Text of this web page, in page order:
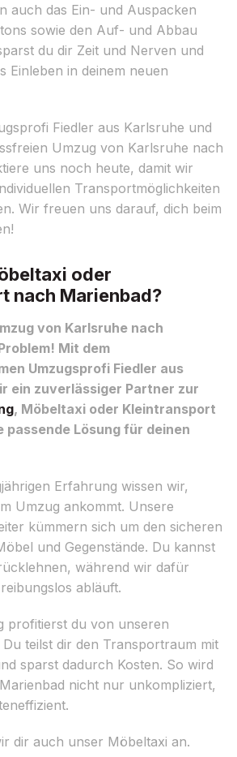
auch das Ein- und Auspacken
sowie den Auf- und Abbau
du dir Zeit und Nerven und
Einleben in deinem neuen
Fiedler aus Karlsruhe und
Umzug von Karlsruhe nach
uns noch heute, damit wir
Transportmöglichkeiten
Wir freuen uns darauf, dich beim
oder
nach Marienbad?
von Karlsruhe nach
Mit dem
Umzugsprofi Fiedler aus
ein zuverlässiger Partner zur
, Möbeltaxi oder Kleintransport
passende Lösung für deinen
Erfahrung wissen wir,
Umzug ankommt. Unsere
kümmern sich um den sicheren
und Gegenstände. Du kannst
während wir dafür
abläuft.
profitierst du von unseren
teilst dir den Transportraum mit
sparst dadurch Kosten. So wird
nicht nur unkompliziert,
dir auch unser Möbeltaxi an.